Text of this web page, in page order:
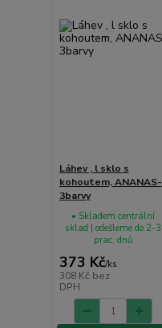
Láhev , l sklo s
kohoutem, ANANAS-
3barvy
373 Kč/ks
308 Kč bez
DPH
• Skladem centrální
sklad | odešleme do 2-3
prac. dnů